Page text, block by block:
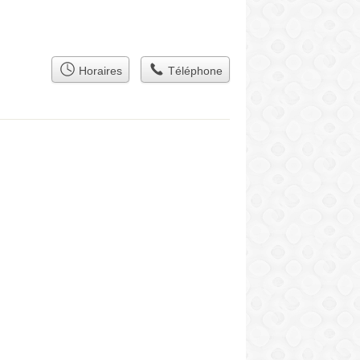
Horaires Téléphone